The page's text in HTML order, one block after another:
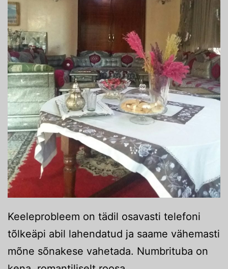
Keeleprobleem on tädil osavasti telefoni
tõlkeäpi abil lahendatud ja saame vähemasti
mõne sõnakese vahetada. Numbrituba on